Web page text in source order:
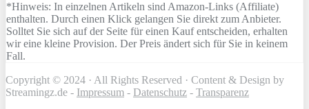
*Hinweis: In einzelnen Artikeln sind Amazon-Links (Affiliate)
enthalten. Durch einen Klick gelangen Sie direkt zum Anbieter.
Solltet Sie sich auf der Seite für einen Kauf entscheiden, erhalten
wir eine kleine Provision. Der Preis ändert sich für Sie in keinem
Fall.
Copyright © 2024 · All Rights Reserved · Content & Design by
Streamingz.de - Impressum - Datenschutz - Transparenz